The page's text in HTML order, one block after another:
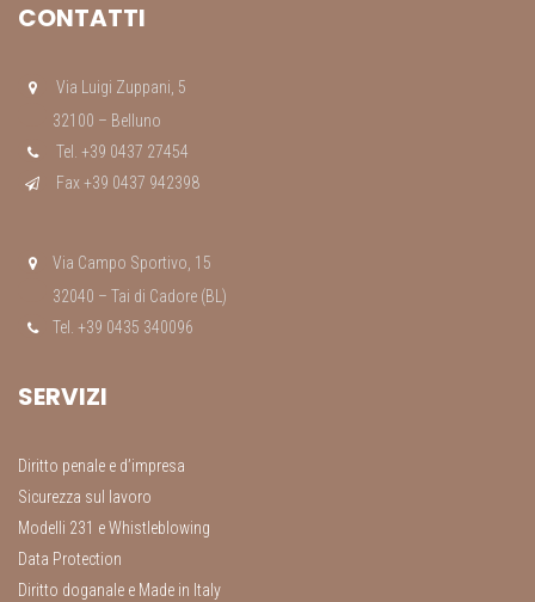
CONTATTI
Via Luigi Zuppani, 5
32100 – Belluno
Tel. +39 0437 27454
Fax +39 0437 942398
Via Campo Sportivo, 15
32040 – Tai di Cadore (BL)
Tel. +39 0435 340096
SERVIZI
Diritto penale e d’impresa
Sicurezza sul lavoro
Modelli 231 e Whistleblowing
Data Protection
Diritto doganale e Made in Italy